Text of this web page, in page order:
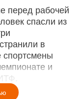
перед рабочей
спасли из
в
спортсмены
и